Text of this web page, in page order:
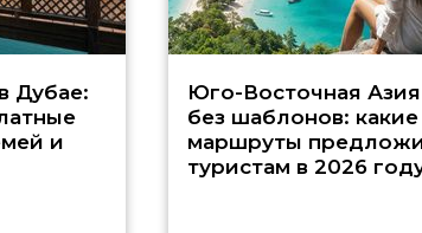
Дубае:
и
Юго-Восточная Азия
без шаблонов: какие
маршруты
туристам в 2026